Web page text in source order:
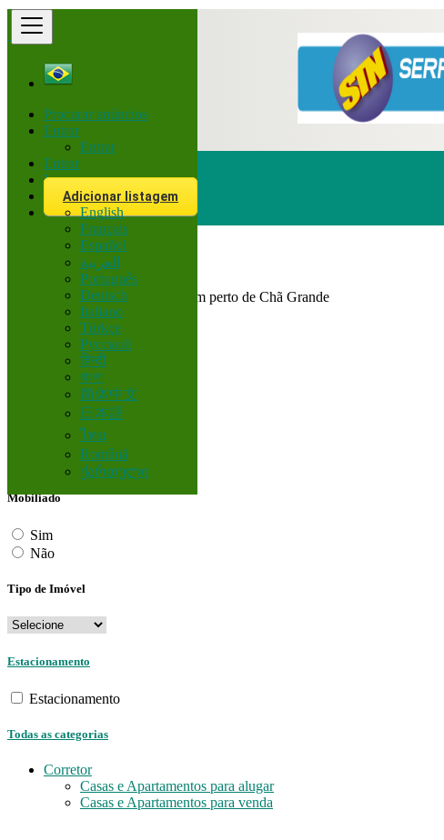
Procurar anúncios
Entrar
Entrar
Entrar
Inscreva-se
Adicionar listagem
English
Français
Español
العربية
Português
Deutsch
Italiano
Türkçe
Русский
हिन्दी
বাংলা
简体中文
日本語
ไทย
Română
ქართული
Procurar
Brasil
Corretor
Todos Anúncios em 200 km perto de Chã Grande
Mobiliado
Sim
Não
Tipo de Imóvel
Estacionamento
Estacionamento
Todas as categorias
Corretor
Casas e Apartamentos para alugar
Casas e Apartamentos para venda